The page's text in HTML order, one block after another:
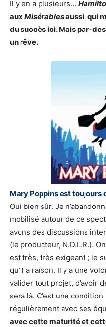
Il y en a plusieurs…
aux Misérablesaussi, qui
du succès ici. Mais par-
un rêve.
Mary Poppins est toujours
Oui bien sûr. Je
mobilisé autour de ce
avons des discussions
(le producteur, N.D.L.R.).
est très, très exigeant ; le
qu’il a raison. Il y a une
valider tout projet, d’avoir
sera là. C’est une
régulièrement avec ses
avec cette maturité et